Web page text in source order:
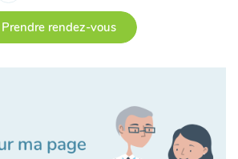
Prendre rendez-vous